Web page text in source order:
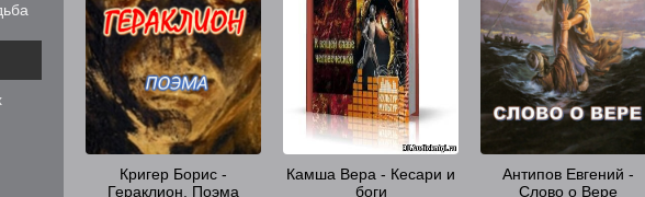
Кригер Борис -
Гераклион. Поэма
Камша Вера - Кесари и
боги
Антипов Евгений -
Слово о Вере